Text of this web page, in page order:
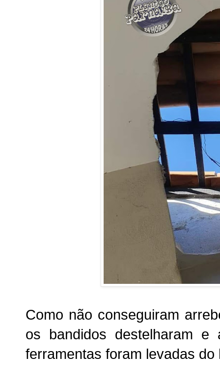
Como não conseguiram
os bandidos destelharam e
ferramentas foram levadas do